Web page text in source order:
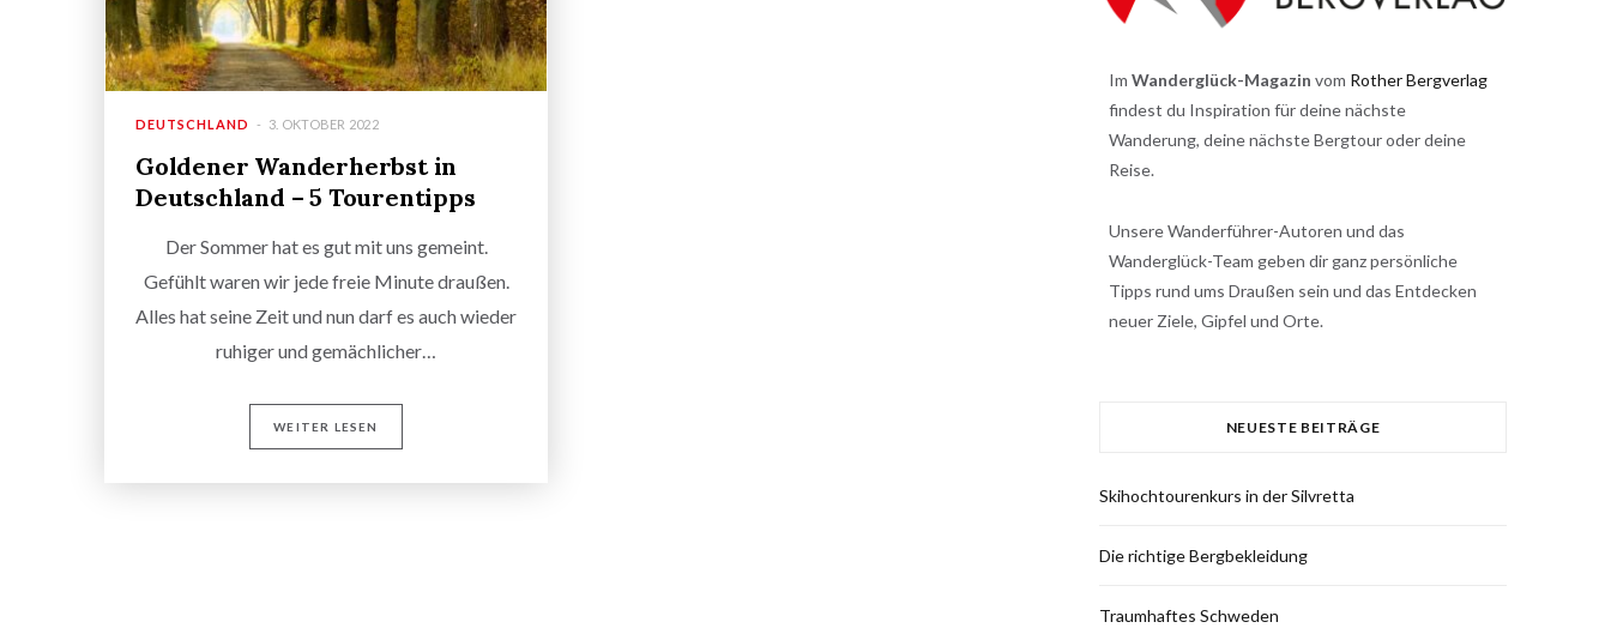
DEUTSCHLAND 3. OKTOBER 2022
Goldener Wanderherbst in
Deutschland – 5 Tourentipps
Der Sommer hat es gut mit uns gemeint.
Gefühlt waren wir jede freie Minute draußen.
Alles hat seine Zeit und nun darf es auch wieder
ruhiger und gemächlicher…
WEITER LESEN
Im Wanderglück-Magazin vom Rother Bergverlag
findest du Inspiration für deine nächste
Wanderung, deine nächste Bergtour oder deine
Reise.
Unsere Wanderführer-Autoren und das
Wanderglück-Team geben dir ganz persönliche
Tipps rund ums Draußen sein und das Entdecken
neuer Ziele, Gipfel und Orte.
NEUESTE BEITRÄGE
Skihochtourenkurs in der Silvretta
Die richtige Bergbekleidung
Traumhaftes Schweden